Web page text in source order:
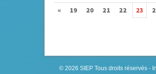
« 19 20 21 22 23
© 2026 SIEP Tous droits réservés -